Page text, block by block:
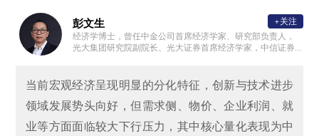
彭文生
经济学博士，曾任中金公司首席经济学家、研究部负责人，
光大集团研究院副院长、光大证券首席经济学家，中信证券
，国际货币基金组织（IMF）经济学家。
+关注
当前宏观经济呈现明显的分化特征，创新与技术进步
领域发展势头向好，但需求侧、物价、企业利润、就
业等方面面临较大下行压力，其中核心量化表现为中